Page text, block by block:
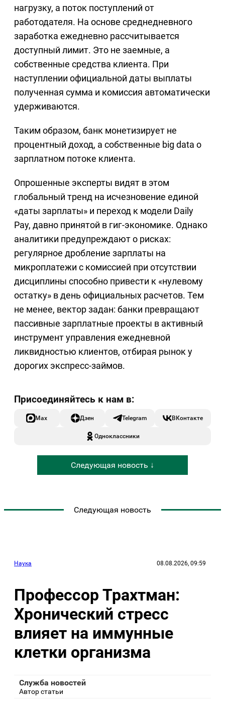
нагрузку, а поток поступлений от
работодателя. На основе среднедневного
заработка ежедневно рассчитывается
доступный лимит. Это не заемные, а
собственные средства клиента. При
наступлении официальной даты выплаты
полученная сумма и комиссия автоматически
удерживаются.
Таким образом, банк монетизирует не
процентный доход, а собственные big data о
зарплатном потоке клиента.
Опрошенные эксперты видят в этом
глобальный тренд на исчезновение единой
«даты зарплаты» и переход к модели Daily
Pay, давно принятой в гиг-экономике. Однако
аналитики предупреждают о рисках:
регулярное дробление зарплаты на
микроплатежи с комиссией при отсутствии
дисциплины способно привести к «нулевому
остатку» в день официальных расчетов. Тем
не менее, вектор задан: банки превращают
пассивные зарплатные проекты в активный
инструмент управления ежедневной
ликвидностью клиентов, отбирая рынок у
дорогих экспресс-займов.
Max Дзен Telegram ВКонтакте
Одноклассники
Следующая новость ↓
Следующая новость
Наука 08.08.2026, 09:59
Профессор Трахтман:
Хронический стресс
влияет на иммунные
клетки организма
Служба новостей
Автор статьи